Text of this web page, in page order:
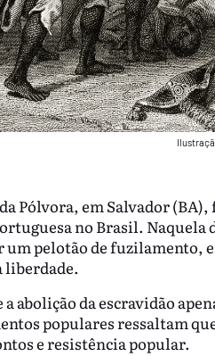
da Pólvora, em Salvador
no Brasil. Naquela
pelotão de fuzilamento,
liberdade.
abolição da escravidão
populares ressaltam
e resistência popular.